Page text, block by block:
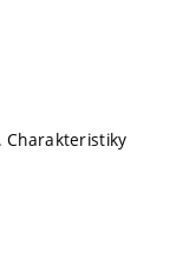
Charakteristiky